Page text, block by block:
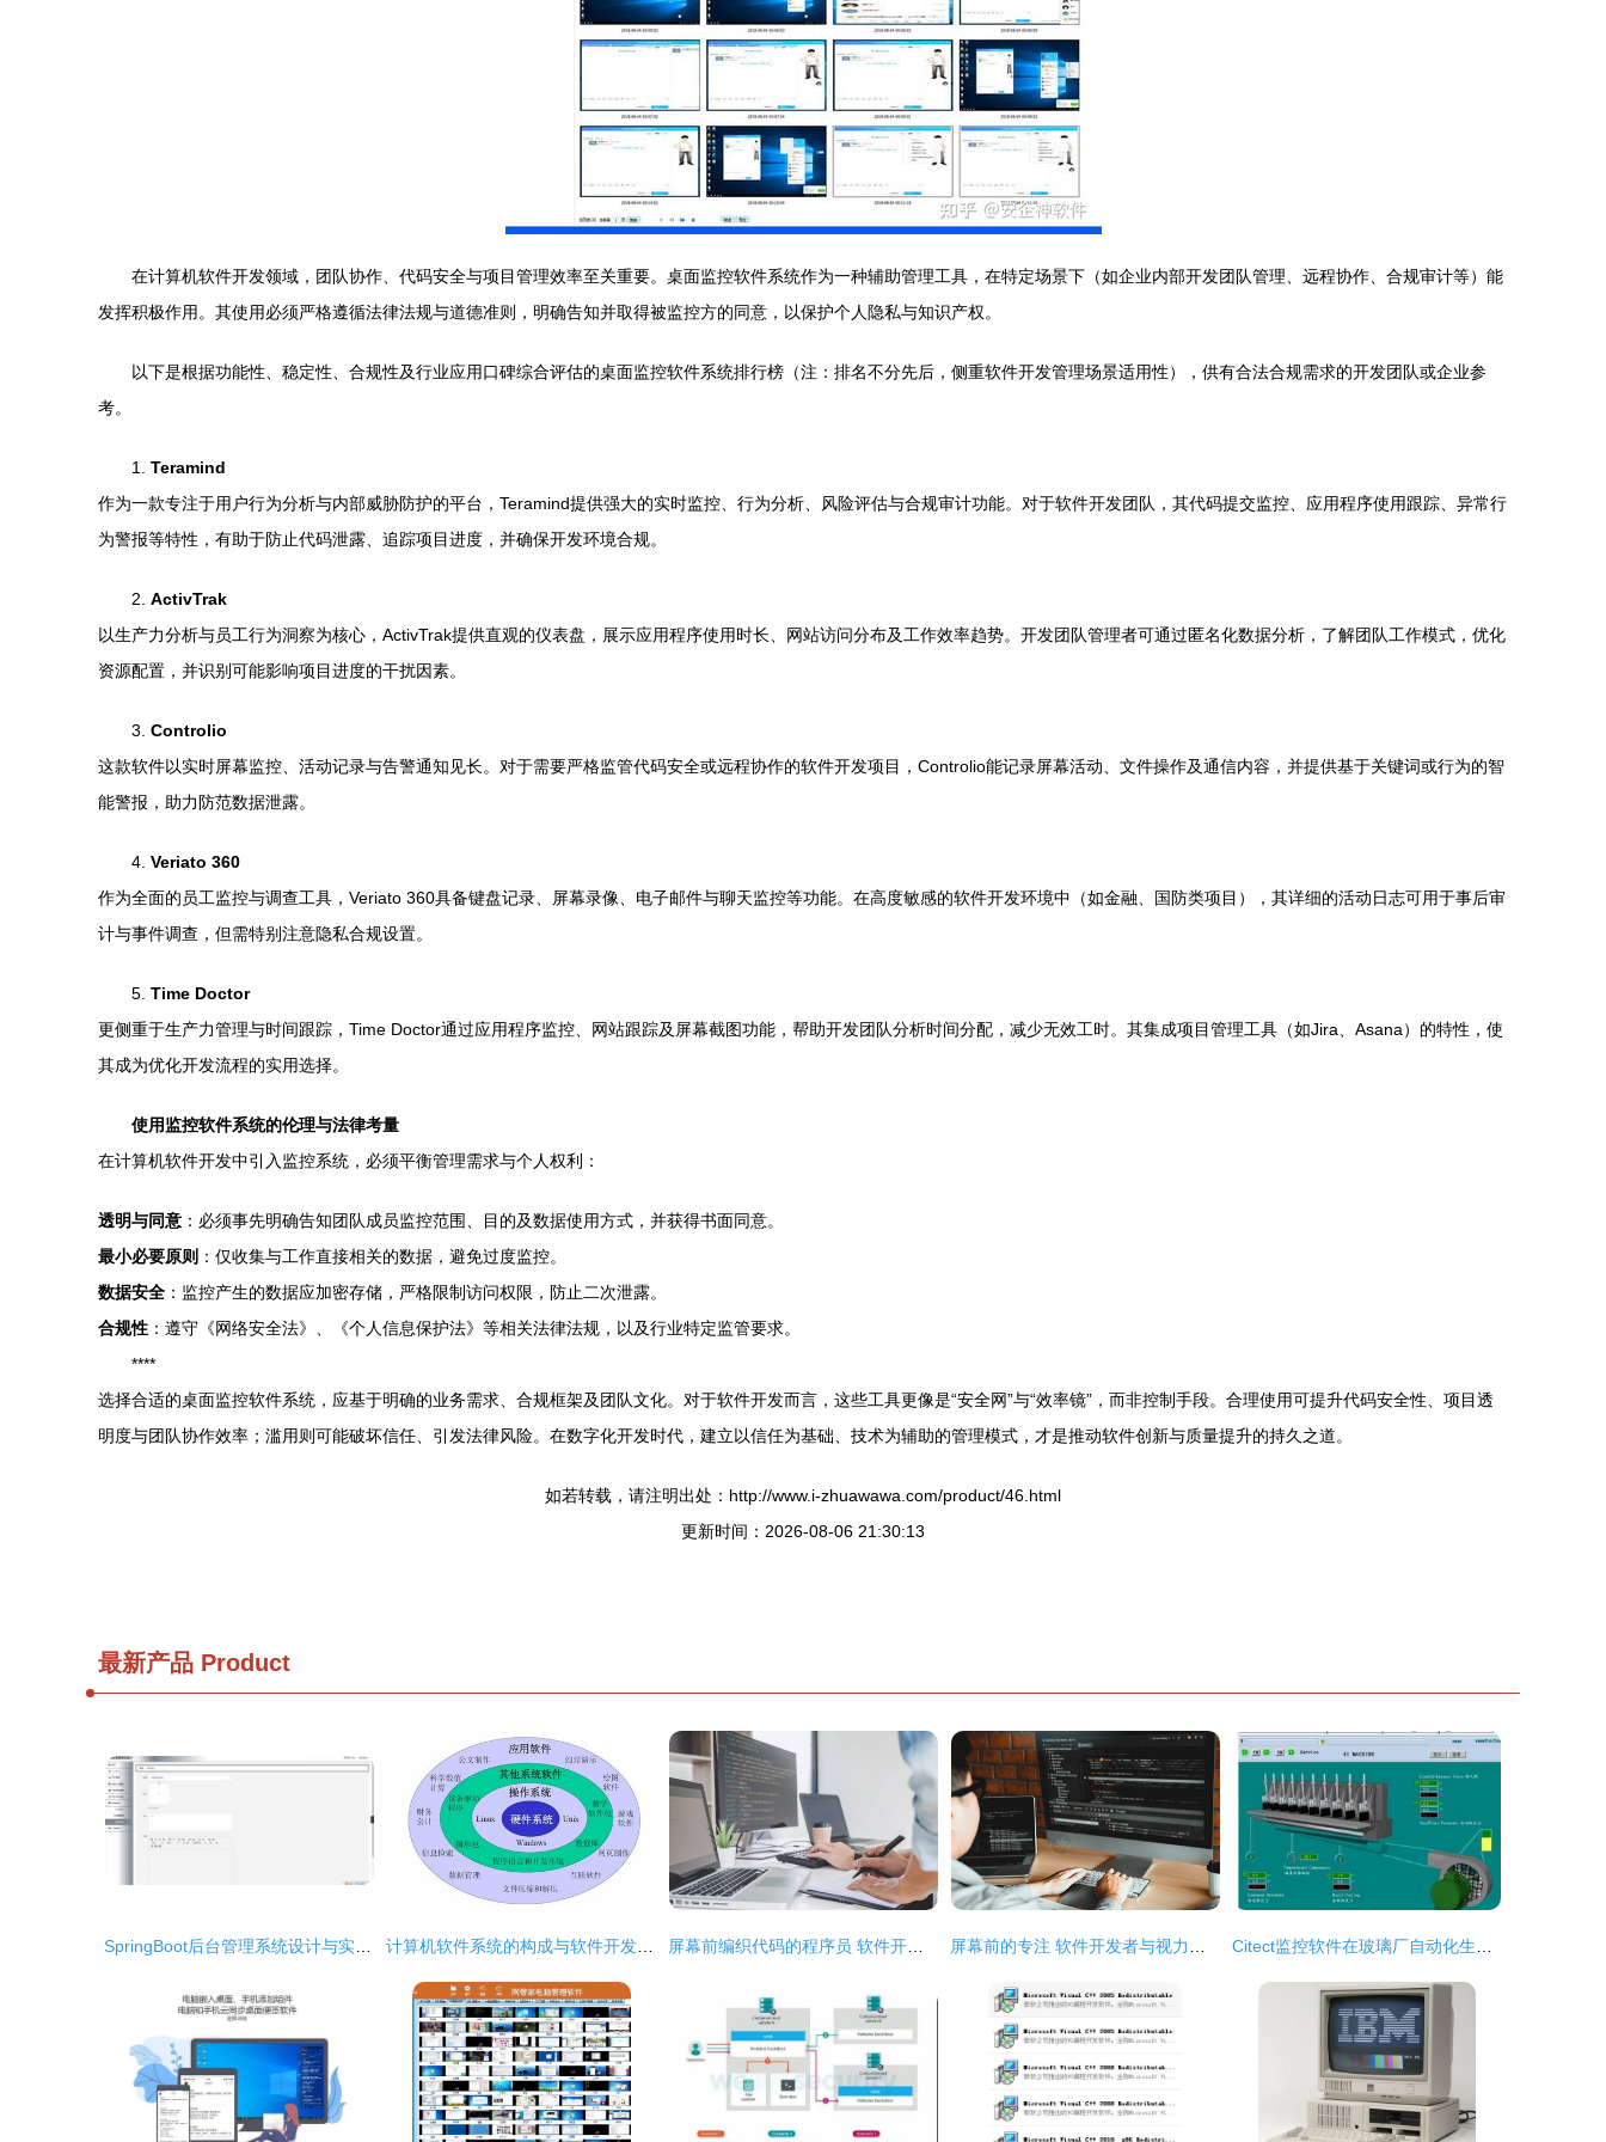
在计算机软件开发领域，团队协作、代码安全与项目管理效率至关重要。桌面监控软件系统作为一种辅助管理工具，在特定场景下（如企业内部开发团队管理、远程协作、合规审计等）能
发挥积极作用。其使用必须严格遵循法律法规与道德准则，明确告知并取得被监控方的同意，以保护个人隐私与知识产权。
以下是根据功能性、稳定性、合规性及行业应用口碑综合评估的桌面监控软件系统排行榜（注：排名不分先后，侧重软件开发管理场景适用性），供有合法合规需求的开发团队或企业参
考。
1. Teramind
作为一款专注于用户行为分析与内部威胁防护的平台，Teramind提供强大的实时监控、行为分析、风险评估与合规审计功能。对于软件开发团队，其代码提交监控、应用程序使用跟踪、异常行
为警报等特性，有助于防止代码泄露、追踪项目进度，并确保开发环境合规。
2. ActivTrak
以生产力分析与员工行为洞察为核心，ActivTrak提供直观的仪表盘，展示应用程序使用时长、网站访问分布及工作效率趋势。开发团队管理者可通过匿名化数据分析，了解团队工作模式，优化
资源配置，并识别可能影响项目进度的干扰因素。
3. Controlio
这款软件以实时屏幕监控、活动记录与告警通知见长。对于需要严格监管代码安全或远程协作的软件开发项目，Controlio能记录屏幕活动、文件操作及通信内容，并提供基于关键词或行为的智
能警报，助力防范数据泄露。
4. Veriato 360
作为全面的员工监控与调查工具，Veriato 360具备键盘记录、屏幕录像、电子邮件与聊天监控等功能。在高度敏感的软件开发环境中（如金融、国防类项目），其详细的活动日志可用于事后审
计与事件调查，但需特别注意隐私合规设置。
5. Time Doctor
更侧重于生产力管理与时间跟踪，Time Doctor通过应用程序监控、网站跟踪及屏幕截图功能，帮助开发团队分析时间分配，减少无效工时。其集成项目管理工具（如Jira、Asana）的特性，使
其成为优化开发流程的实用选择。
使用监控软件系统的伦理与法律考量
在计算机软件开发中引入监控系统，必须平衡管理需求与个人权利：
透明与同意 ：必须事先明确告知团队成员监控范围、目的及数据使用方式，并获得书面同意。
最小必要原则 ：仅收集与工作直接相关的数据，避免过度监控。
数据安全 ：监控产生的数据应加密存储，严格限制访问权限，防止二次泄露。
合规性 ：遵守《网络安全法》、《个人信息保护法》等相关法律法规，以及行业特定监管要求。
****
选择合适的桌面监控软件系统，应基于明确的业务需求、合规框架及团队文化。对于软件开发而言，这些工具更像是“安全网”与“效率镜”，而非控制手段。合理使用可提升代码安全性、项目透
明度与团队协作效率；滥用则可能破坏信任、引发法律风险。在数字化开发时代，建立以信任为基础、技术为辅助的管理模式，才是推动软件创新与质量提升的持久之道。
如若转载，请注明出处：http://www.i-zhuawawa.com/product/46.html
更新时间：2026-08-06 21:30:13
最新产品 Product